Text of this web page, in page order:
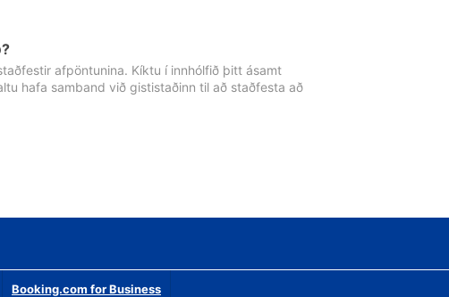
afpöntunina. Kíktu í innhólfið þitt ásamt
hafa samband við gististaðinn til að staðfesta að
Booking.com for Business